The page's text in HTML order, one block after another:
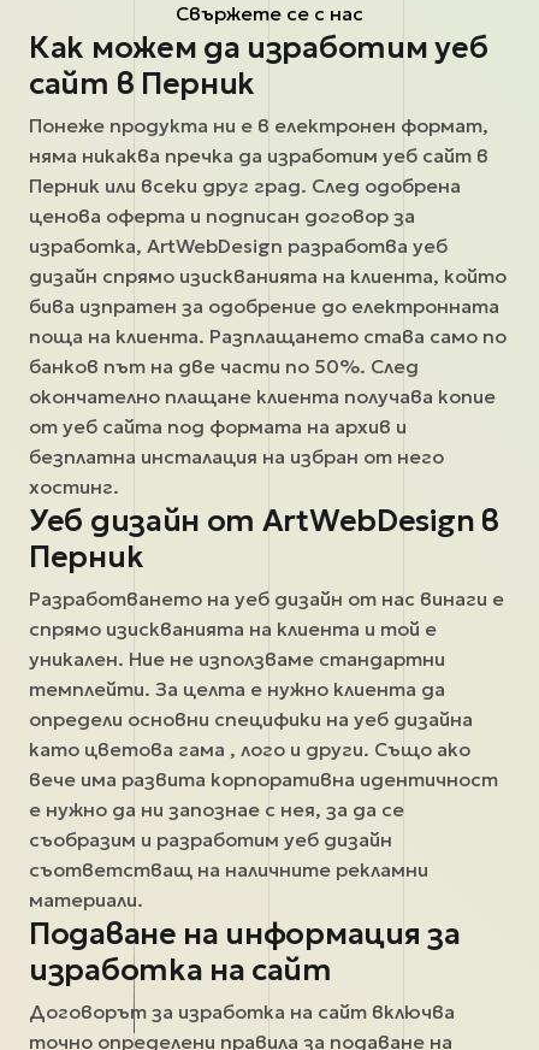
Свържете се с нас
Как можем да изработим уеб
сайт в Перник
Понеже продукта ни е в електронен формат,
няма никаква пречка да изработим уеб сайт в
Перник или всеки друг град. След одобрена
ценова оферта и подписан договор за
изработка, ArtWebDesign разработва уеб
дизайн спрямо изискванията на клиента, който
бива изпратен за одобрение до електронната
поща на клиента. Разплащането става само по
банков път на две части по 50%. След
окончателно плащане клиента получава копие
от уеб сайта под формата на архив и
безплатна инсталация на избран от него
хостинг.
Уеб дизайн от ArtWebDesign в
Перник
Разработването на уеб дизайн от нас винаги е
спрямо изискванията на клиента и той е
уникален. Ние не използваме стандартни
темплейти. За целта е нужно клиента да
определи основни специфики на уеб дизайна
като цветова гама , лого и други. Също ако
вече има развита корпоративна идентичност
е нужно да ни запознае с нея, за да се
съобразим и разработим уеб дизайн
съответстващ на наличните рекламни
материали.
Подаване на информация за
изработка на сайт
Договорът за изработка на сайт включва
точно определени правила за подаване на